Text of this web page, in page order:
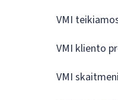
VMI
VMI kliento
VMI